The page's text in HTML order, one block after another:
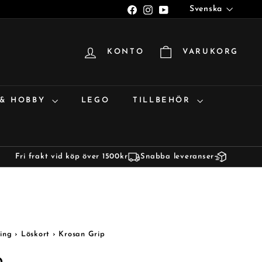
Facebook
Instagram
YouTube
Språk
Svenska
KONTO VARUKORG
HOBBY LEGO TILLBEHÖR
Fri frakt vid köp över 1500kr Snabba leveranser
› Löskort › Krosan Grip